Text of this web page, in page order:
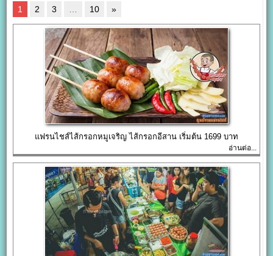
1 2 3 10 »
แฟรนไชส์ไส้กรอกหมูเจริญ ไส้กรอกอีสาน เริ่มต้น 1699 บาท
อ่านต่อ...